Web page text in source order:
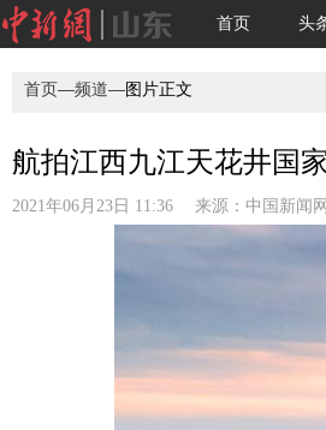
首页 头
首页—频道—图片正文
航拍江西九江天花井国
2021年06月23日 11:36 来源： 中国新闻网